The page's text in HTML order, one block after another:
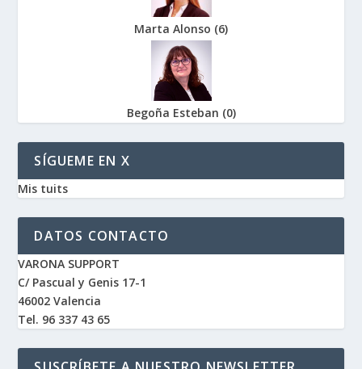
Marta Alonso (6)
Begoña Esteban (0)
SÍGUEME EN X
Mis tuits
DATOS CONTACTO
VARONA SUPPORT
C/ Pascual y Genis 17-1
46002 Valencia
Tel. 96 337 43 65